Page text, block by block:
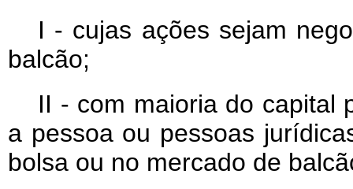
I - cujas ações sejam
balcão;
II - com maioria do capital
a pessoa ou pessoas
bolsa ou no mercado de